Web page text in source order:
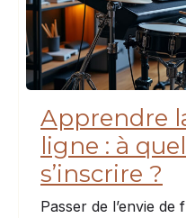
Apprendre
ligne : à
s’inscrire ?
Passer de l’envie